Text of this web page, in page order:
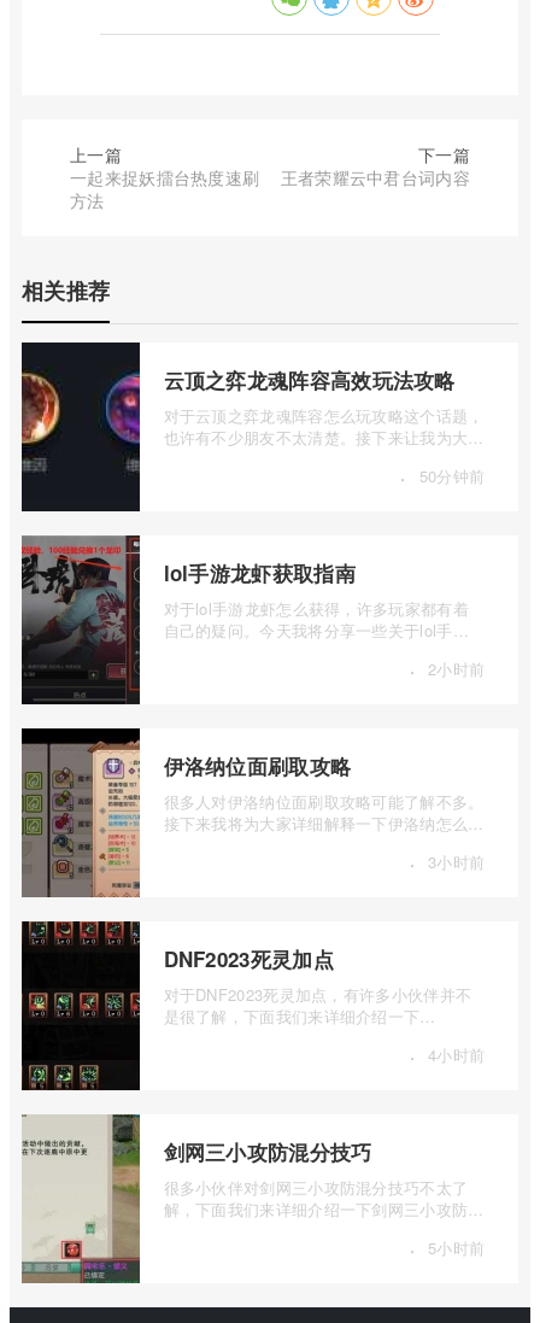
上一篇
一起来捉妖擂台热度速刷
方法
下一篇
王者荣耀云中君台词内容
相关推荐
云顶之弈龙魂阵容高效玩法攻略
对于云顶之弈龙魂阵容怎么玩攻略这个话题，
也许有不少朋友不太清楚。接下来让我为大家
· 50分钟前
lol手游龙虾获取指南
对于lol手游龙虾怎么获得，许多玩家都有着
自己的疑问。今天我将分享一些关于lol手游
· 2小时前
伊洛纳位面刷取攻略
很多人对伊洛纳位面刷取攻略可能了解不多。
接下来我将为大家详细解释一下伊洛纳怎么刷
· 3小时前
DNF2023死灵加点
对于DNF2023死灵加点，有许多小伙伴并不
是很了解，下面我们来详细介绍一下
· 4小时前
剑网三小攻防混分技巧
很多小伙伴对剑网三小攻防混分技巧不太了
解，下面我们来详细介绍一下剑网三小攻防怎
· 5小时前